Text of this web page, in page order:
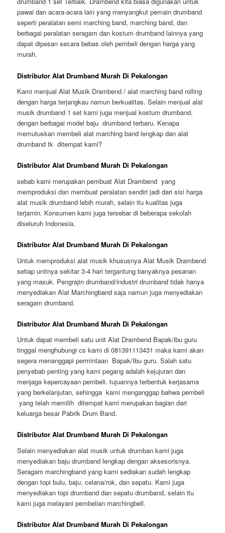
pawai dan acara-acara lain yang menyangkut pemain drumband
seperti peralatan semi marching band, marching band, dan
berbagai peralatan seragam dan kostum drumband lainnya yang
dapat dipesan secara bebas oleh pembeli dengan harga yang
murah.
Distributor Alat Drumband Murah Di Pekalongan
Kami menjual Alat Musik Drambend / alat marching band rolling
dengan harga terjangkau namun berkualitas. Selain menjual alat
musik drumband 1 set kami juga menjual kostum drumband,
dengan berbagai model baju drumband terbaru. Kenapa
memutuskan membeli alat marching band lengkap dan alat
drumband tk ditempat kami?
Distributor Alat Drumband Murah Di Pekalongan
sebab kami merupakan pembuat Alat Drambend yang
memproduksi dan membuat peralatan sendiri jadi dari sisi harga
alat musik drumband lebih murah, selain itu kualitas juga
terjamin. Konsumen kami juga tersebar di beberapa sekolah
diseluruh Indonesia.
Distributor Alat Drumband Murah Di Pekalongan
Untuk memproduksi alat musik khususnya Alat Musik Drambend
setiap unitnya sekitar 3-4 hari tergantung banyaknya pesanan
yang masuk. Pengrajin drumband/industri drumband tidak hanya
menyediakan Alat Marchingband saja namun juga menyediakan
seragam drumband.
Distributor Alat Drumband Murah Di Pekalongan
Untuk dapat membeli satu unit Alat Drambend Bapak/ibu guru
tinggal menghubungi cs kami di 081391113431 maka kami akan
segera menanggapi permintaan Bapak/Ibu guru. Salah satu
penyebab penting yang kami pegang adalah kejujuran dan
menjaga kepercayaan pembeli. tujuannya terbentuk kerjasama
yang berkelanjutan, sehingga kami menganggap bahwa pembeli
yang telah memilih ditempat kami merupakan bagian dari
keluarga besar Pabrik Drum Band.
Distributor Alat Drumband Murah Di Pekalongan
Selain menyediakan alat musik untuk drumban kami juga
menyediakan baju drumband lengkap dengan aksesorisnya.
Seragam marchingband yang kami sediakan sudah lengkap
dengan topi bulu, baju, celana/rok, dan sepatu. Kami juga
menyediakan topi drumband dan sepatu drumband, selain itu
kami juga melayani pembelian marchingbell.
Distributor Alat Drumband Murah Di Pekalongan